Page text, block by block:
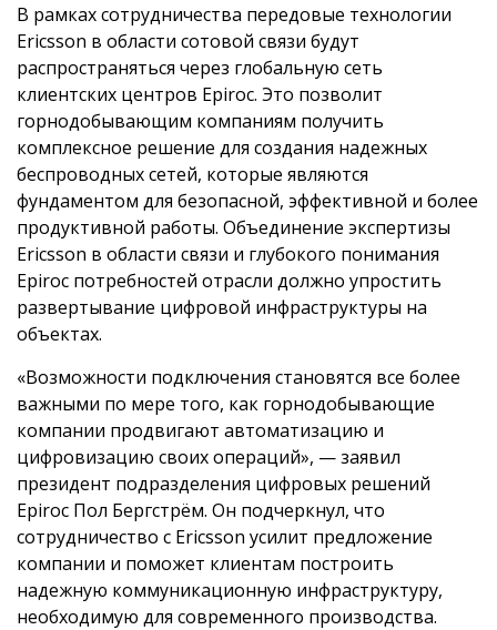
В рамках сотрудничества передовые технологии
Ericsson в области сотовой связи будут
распространяться через глобальную сеть
клиентских центров Epiroc. Это позволит
горнодобывающим компаниям получить
комплексное решение для создания надежных
беспроводных сетей, которые являются
фундаментом для безопасной, эффективной и более
продуктивной работы. Объединение экспертизы
Ericsson в области связи и глубокого понимания
Epiroc потребностей отрасли должно упростить
развертывание цифровой инфраструктуры на
объектах.
«Возможности подключения становятся все более
важными по мере того, как горнодобывающие
компании продвигают автоматизацию и
цифровизацию своих операций», — заявил
президент подразделения цифровых решений
Epiroc Пол Бергстрём. Он подчеркнул, что
сотрудничество с Ericsson усилит предложение
компании и поможет клиентам построить
надежную коммуникационную инфраструктуру,
необходимую для современного производства.